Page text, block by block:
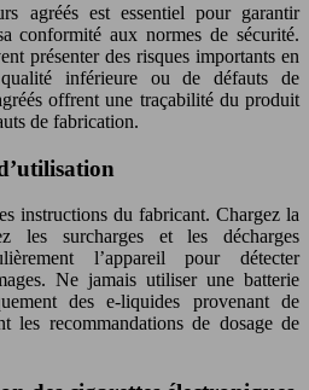
agréés est essentiel pour garantir
conformité aux normes de sécurité.
présenter des risques importants en
inférieure ou de défauts de
offrent une traçabilité du produit
de fabrication.
instructions du fabricant. Chargez la
les surcharges et les décharges
l’appareil pour détecter
Ne jamais utiliser une batterie
des e-liquides provenant de
les recommandations de dosage de